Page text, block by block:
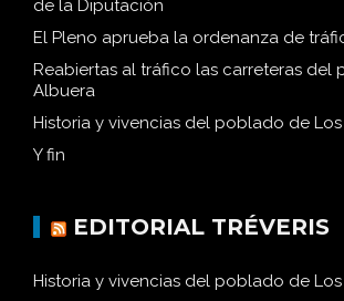
de la Diputación
El Pleno aprueba la ordenanza de
Reabiertas al tráfico las carreteras del
Albuera
Historia y vivencias del poblado de
Y fin
EDITORIAL TRÉVERIS
Historia y vivencias del poblado de